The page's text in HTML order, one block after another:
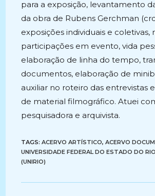
para a exposição, levantamento
da obra de Rubens Gerchman
exposições individuais e coletivas,
participações em evento, vida
elaboração de linha do tempo,
documentos, elaboração de
auxiliar no roteiro das entrevistas
de material filmográfico. Atuei
pesquisadora e arquivista.
TAGS:ACERVO ARTÍSTICO, ACERVO
UNIVERSIDADE FEDERAL DO ESTADO DO
(UNIRIO)